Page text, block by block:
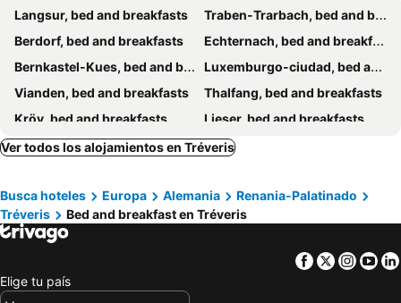
Langsur, bed and breakfasts
Traben-Trarbach, bed and breakfasts
Berdorf, bed and breakfasts
Echternach, bed and breakfasts
Bernkastel-Kues, bed and breakfasts
Luxemburgo-ciudad, bed and breakfasts
Vianden, bed and breakfasts
Thalfang, bed and breakfasts
Kröv, bed and breakfasts
Lieser, bed and breakfasts
Reil, bed and breakfasts
Trittenheim, bed and breakfasts
Alf, bed and breakfasts
Waldbillig, bed and breakfasts
Bad Bertrich, bed and breakfasts
Briedel, bed and breakfasts
Ensch, bed and breakfasts
Zeltingen-Rachtig, bed and breakfasts
Schwollen, bed and breakfasts
Ver todos los alojamientos en Tréveris
Busca hoteles Europa Alemania
Renania-Palatinado
Tréveris
Bed and breakfast en Tréveris
Facebook
Twitter
Elige tu país